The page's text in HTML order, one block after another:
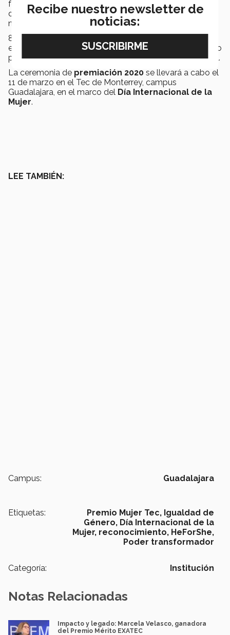
femenina y/o innovación en ese campo. Mujeres
deportistas destacadas o promotoras de mujeres y
niñas.
8.
ejemplo y promueven buenas prácticas para el equilibrio
personal, familiar, laboral y ciudadano en su área laboral.
La ceremonia de premiación 2020 se llevará a cabo el
11 de marzo en el Tec de Monterrey, campus
Guadalajara, en el marco del Día Internacional de la
Mujer.
LEE TAMBIÉN:
Campus: Guadalajara
Etiquetas: Premio Mujer Tec, Igualdad de
Género, Día Internacional de la
Mujer, reconocimiento, HeForShe,
Poder transformador
Categoría: Institución
Notas Relacionadas
Impacto y legado: Marcela Velasco, ganadora
del Premio Mérito EXATEC
Recibe nuestro newsletter de
noticias: